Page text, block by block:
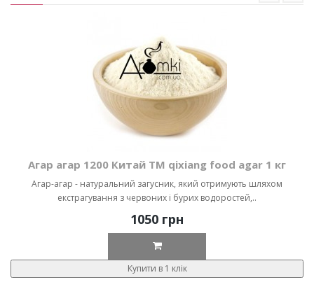
Агар агар 1200 Китай ТМ qixiang food agar 1 кг
Агар-агар - натуральний загусник, який отримують шляхом
екстрагування з червоних і бурих водоростей,..
1050 грн
Купити в 1 клік